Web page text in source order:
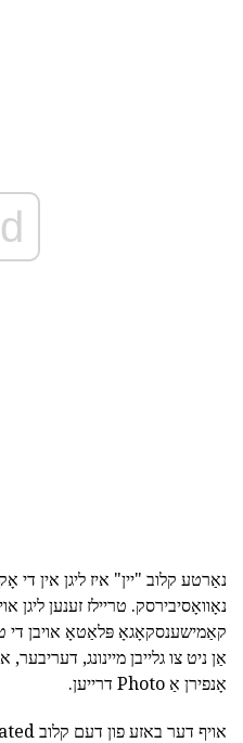
נאַרטע קלוב "יין" איז ליגן אין די
נאָוואָסיבירסק. טריילז זענען ליגן
אַן ניט צו גלייבן מיינונג,
אָנפירן אַ Photo דרייען.